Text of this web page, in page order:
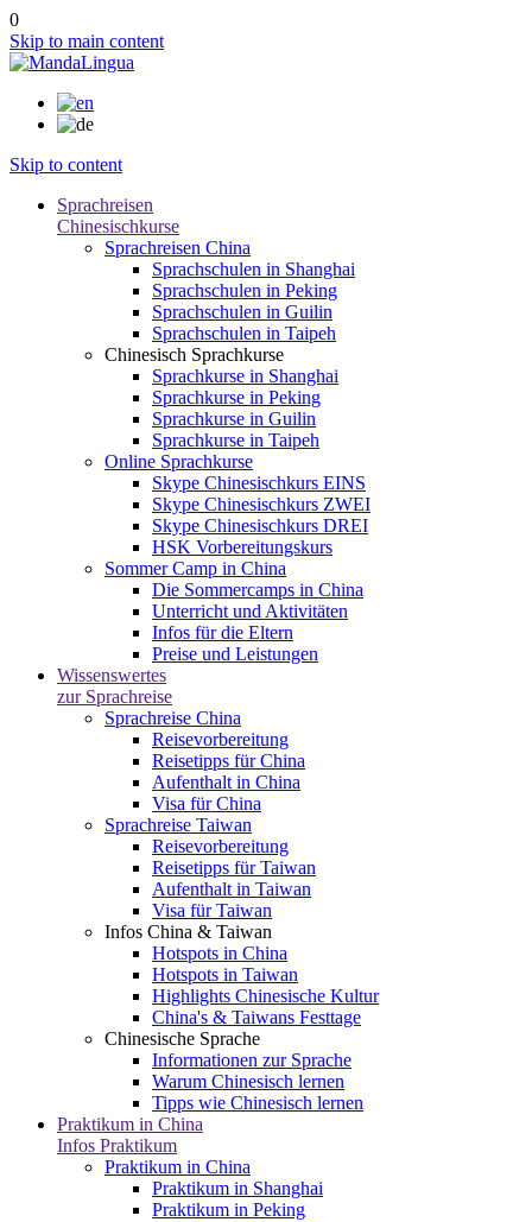
0
Skip to main content
Skip to content
Sprachreisen
Chinesischkurse
Sprachreisen China
Sprachschulen in Shanghai
Sprachschulen in Peking
Sprachschulen in Guilin
Sprachschulen in Taipeh
Chinesisch Sprachkurse
Sprachkurse in Shanghai
Sprachkurse in Peking
Sprachkurse in Guilin
Sprachkurse in Taipeh
Online Sprachkurse
Skype Chinesischkurs EINS
Skype Chinesischkurs ZWEI
Skype Chinesischkurs DREI
HSK Vorbereitungskurs
Sommer Camp in China
Die Sommercamps in China
Unterricht und Aktivitäten
Infos für die Eltern
Preise und Leistungen
Wissenswertes
zur Sprachreise
Sprachreise China
Reisevorbereitung
Reisetipps für China
Aufenthalt in China
Visa für China
Sprachreise Taiwan
Reisevorbereitung
Reisetipps für Taiwan
Aufenthalt in Taiwan
Visa für Taiwan
Infos China & Taiwan
Hotspots in China
Hotspots in Taiwan
Highlights Chinesische Kultur
China's & Taiwans Festtage
Chinesische Sprache
Informationen zur Sprache
Warum Chinesisch lernen
Tipps wie Chinesisch lernen
Praktikum in China
Infos Praktikum
Praktikum in China
Praktikum in Shanghai
Praktikum in Peking